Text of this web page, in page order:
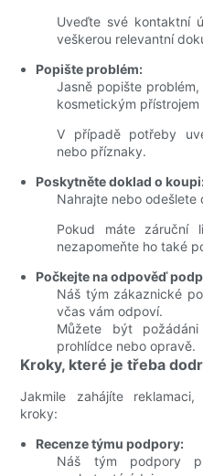
Uveďte své kontaktní
veškerou relevantní
Popište problém:
Jasně popište
kosmetickým přístrojem
V případě potřeby
nebo příznaky.
Poskytněte doklad o
Nahrajte nebo
Pokud máte záruční
nezapomeňte ho také
Počkejte na odpověď
Náš tým zákaznické
včas vám odpoví.
Můžete být
prohlídce nebo opravě.
Kroky, které je třeba
Jakmile zahájíte
kroky:
Recenze týmu podpory:
Náš tým podpory